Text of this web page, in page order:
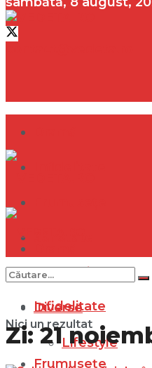
Internațional
Diverse
Lifestyle
Infidelitate
Frumusețe
Nici un rezultat
Zi:21